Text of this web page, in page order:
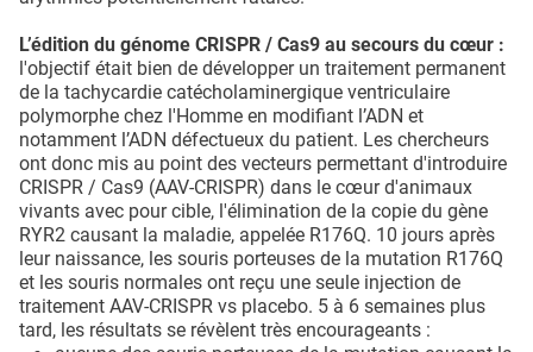
L’édition du génome CRISPR / Cas9 au secours du cœur :
l'objectif était bien de développer un traitement permanent
de la tachycardie catécholaminergique ventriculaire
polymorphe chez l'Homme en modifiant l’ADN et
notamment l’ADN défectueux du patient. Les chercheurs
ont donc mis au point des vecteurs permettant d'introduire
CRISPR / Cas9 (AAV-CRISPR) dans le cœur d'animaux
vivants avec pour cible, l'élimination de la copie du gène
RYR2 causant la maladie, appelée R176Q. 10 jours après
leur naissance, les souris porteuses de la mutation R176Q
et les souris normales ont reçu une seule injection de
traitement AAV-CRISPR vs placebo. 5 à 6 semaines plus
tard, les résultats se révèlent très encourageants :